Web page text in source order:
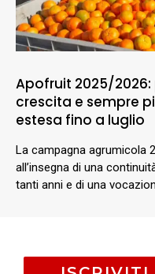
Apofruit 2025/
crescita e sempre
estesa fino a luglio
La campagna agrumicola
all’insegna di una
tanti anni e di una